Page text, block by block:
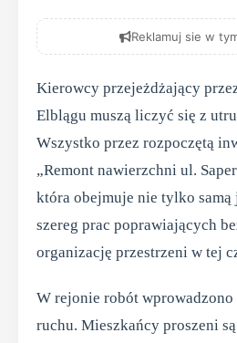
Reklamuj sie w
Kierowcy przejeżdżający
Elblągu muszą liczyć się z
Wszystko przez rozpoczętą
„Remont nawierzchni ul.
która obejmuje nie tylko samą
szereg prac poprawiających
organizację przestrzeni w tej
W rejonie robót wprowadzono
ruchu. Mieszkańcy proszeni